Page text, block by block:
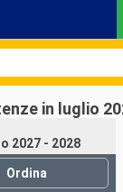
in luglio
2027 - 2028
Ordina